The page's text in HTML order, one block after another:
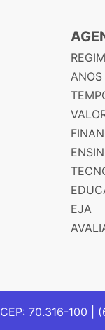
ANOS
EJA
70.316-100 |